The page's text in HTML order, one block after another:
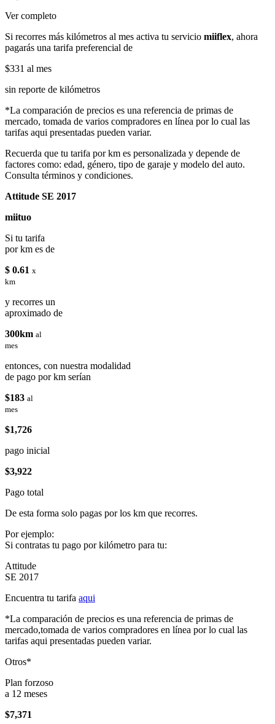
Ver completo
Si recorres más kilómetros al mes activa tu servicio miiflex, ahora
pagarás una tarifa preferencial de
$331 al mes
sin reporte de kilómetros
*La comparación de precios es una referencia de primas de
mercado, tomada de varios compradores en línea por lo cual las
tarifas aqui presentadas pueden variar.
Recuerda que tu tarifa por km es personalizada y depende de
factores como: edad, género, tipo de garaje y modelo del auto.
Consulta términos y condiciones.
Attitude SE 2017
miituo
Si tu tarifa
por km es de
$ 0.61 x
km
y recorres un
aproximado de
300km al
mes
entonces, con nuestra modalidad
de pago por km serían
$183 al
mes
$1,726
pago inicial
$3,922
Pago total
De esta forma solo pagas por los km que recorres.
Por ejemplo:
Si contratas tu pago por kilómetro para tu:
Attitude
SE 2017
Encuentra tu tarifa aqui
*La comparación de precios es una referencia de primas de
mercado,tomada de varios compradores en línea por lo cual las
tarifas aqui presentadas pueden variar.
Otros*
Plan forzoso
a 12 meses
$7,371